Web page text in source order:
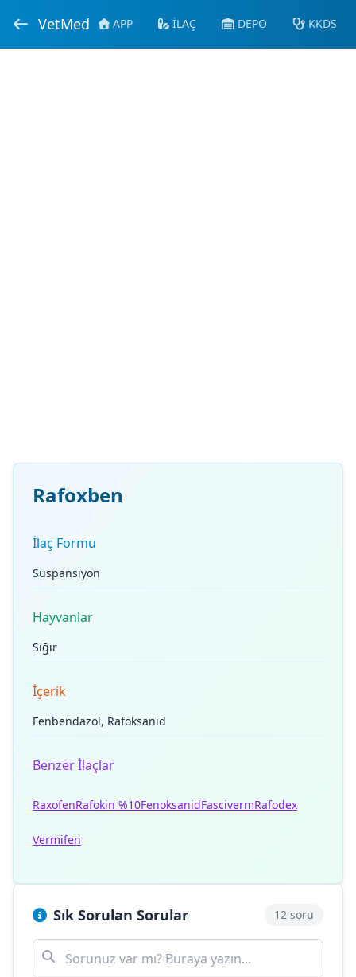
VetMed APP İLAÇ DEPO KKDS
Rafoxben
İlaç Formu
Süspansiyon
Hayvanlar
Sığır
İçerik
Fenbendazol, Rafoksanid
Benzer İlaçlar
RaxofenRafokin %10FenoksanidFascivermRafodex
Vermifen
Sık Sorulan Sorular 12 soru